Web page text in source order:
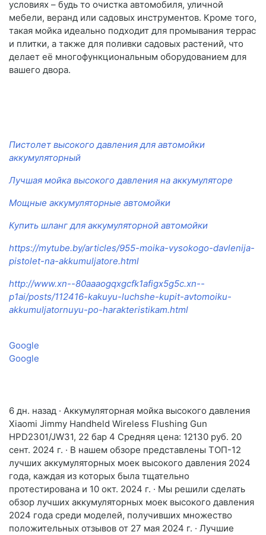
условиях – будь то очистка автомобиля, уличной
мебели, веранд или садовых инструментов. Кроме того,
такая мойка идеально подходит для промывания террас
и плитки, а также для поливки садовых растений, что
делает её многофункциональным оборудованием для
вашего двора.
Пистолет высокого давления для автомойки
аккумуляторный
Лучшая мойка высокого давления на аккумуляторе
Мощные аккумуляторные автомойки
Купить шланг для аккумуляторной автомойки
https://mytube.by/articles/955-moika-vysokogo-davlenija-
pistolet-na-akkumuljatore.html
http://www.xn--80aaaogqxgcfk1afigx5g5c.xn--
p1ai/posts/112416-kakuyu-luchshe-kupit-avtomoiku-
akkumuljatornuyu-po-harakteristikam.html
Google
Google
6 дн. назад · Аккумуляторная мойка высокого давления
Xiaomi Jimmy Handheld Wireless Flushing Gun
HPD2301/JW31, 22 бар 4 Средняя цена: 12130 руб. 20
сент. 2024 г. · В нашем обзоре представлены ТОП-12
лучших аккумуляторных моек высокого давления 2024
года, каждая из которых была тщательно
протестирована и 10 окт. 2024 г. · Мы решили сделать
обзор лучших аккумуляторных моек высокого давления
2024 года среди моделей, получивших множество
положительных отзывов от 27 мая 2024 г. · Лучшие